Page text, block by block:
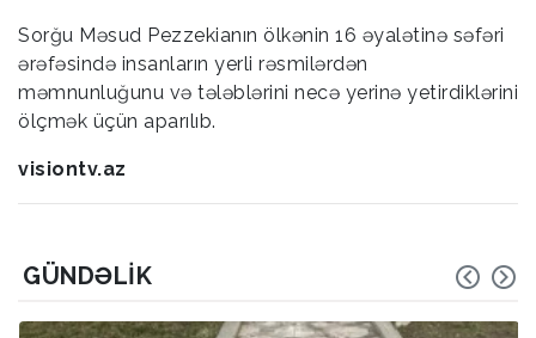
Sorğu Məsud Pezzekianın ölkənin 16 əyalətinə səfəri
ərəfəsində insanların yerli rəsmilərdən
məmnunluğunu və tələblərini necə yerinə yetirdiklərini
ölçmək üçün aparılıb.
visiontv.az
GÜNDƏLIK